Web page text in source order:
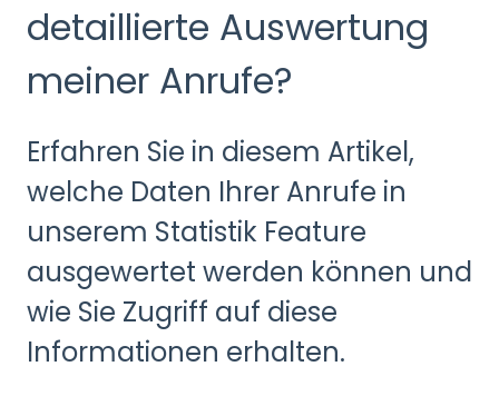
detaillierte Auswertung
meiner Anrufe?
Erfahren Sie in diesem Artikel,
welche Daten Ihrer Anrufe in
unserem Statistik Feature
ausgewertet werden können und
wie Sie Zugriff auf diese
Informationen erhalten.